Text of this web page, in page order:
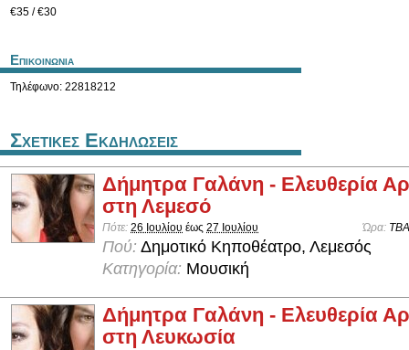
€35 / €30
Επικοινωνια
Τηλέφωνο: 22818212
Σχετικες Εκδηλωσεις
Δήμητρα Γαλάνη - Ελευθερία
στη Λεμεσό
Πότε: 26 Ιουλίου έως 27 Ιουλίου Ώρα: TBA
Πού: Δημοτικό Κηποθέατρο, Λεμεσός
Κατηγορία: Μουσική
Δήμητρα Γαλάνη - Ελευθερία
στη Λευκωσία